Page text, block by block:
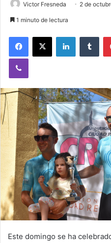
Victor Fresneda 2 de
1 minuto de lectura
Este domingo se ha